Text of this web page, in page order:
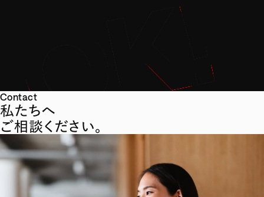
Contact
私たちへ
ご相談ください。